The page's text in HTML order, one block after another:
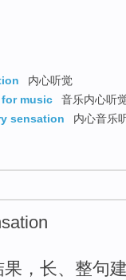
内心听觉
music
音乐内心听
sensation
内心音乐
果，长、整句